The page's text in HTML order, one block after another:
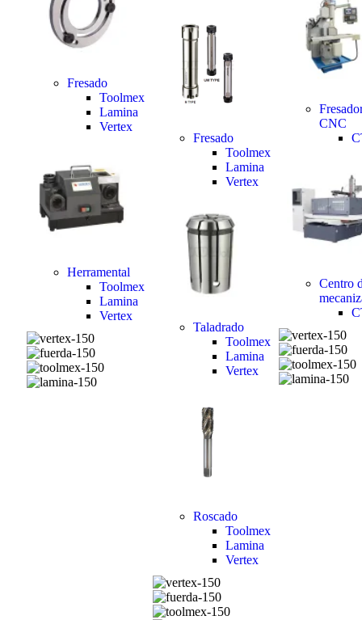
Fresado
Toolmex
Lamina
Vertex
Herramental
Toolmex
Lamina
Vertex
Fresado
Toolmex
Lamina
Vertex
Taladrado
Toolmex
Lamina
Vertex
Roscado
Toolmex
Lamina
Vertex
CNC
Centro